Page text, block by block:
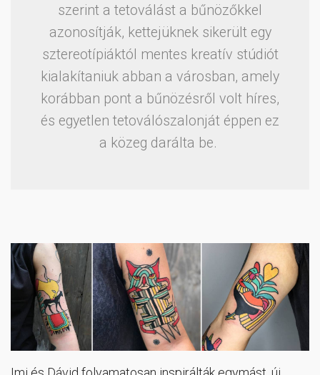
szerint a tetoválást a bűnözőkkel
azonosítják, kettejüknek sikerült egy
sztereotípiáktól mentes kreatív stúdiót
kialakítaniuk abban a városban, amely
korábban pont a bűnözésről volt híres,
és egyetlen tetoválószalonját éppen ez
a közeg darálta be.